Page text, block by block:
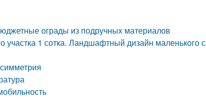
ограды из подручных материалов
1 сотка. Ландшафтный дизайн маленького